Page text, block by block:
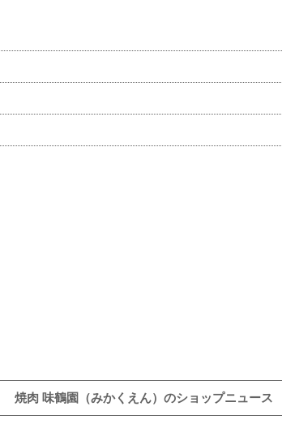
焼肉 味鶴園（みかくえん）のショップニュース